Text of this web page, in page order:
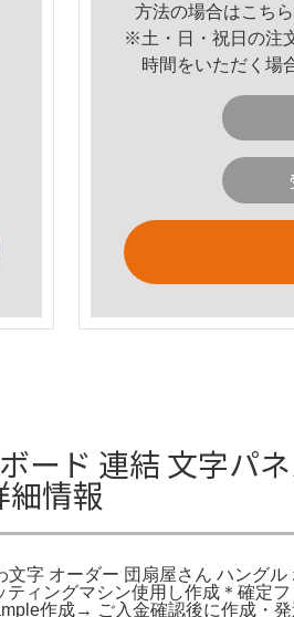
方法の場合はこちら
※土・日・祝日の注
時間をいただく場
ード 連結 文字パ
細情報
字 オーダー 団扇屋さん ハング
ィングマシン使用し作成＊確定
作成→ ご入金確認後に作成・